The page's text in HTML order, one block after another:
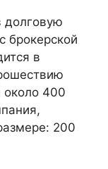
долговую
брокерской
в
около 400
200